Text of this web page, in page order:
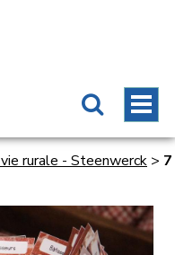
rurale - Steenwerck > 7